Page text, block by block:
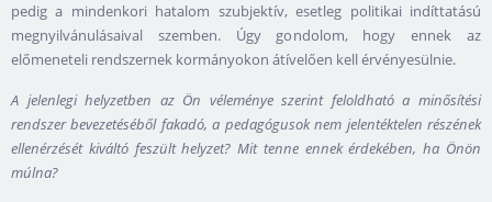
pedig a mindenkori hatalom szubjektív, esetleg politikai indíttatású
megnyilvánulásaival szemben. Úgy gondolom, hogy ennek az
előmeneteli rendszernek kormányokon átívelően kell érvényesülnie.
A jelenlegi helyzetben az Ön véleménye szerint feloldható a minősítési
rendszer bevezetéséből fakadó, a pedagógusok nem jelentéktelen részének
ellenérzését kiváltó feszült helyzet? Mit tenne ennek érdekében, ha Önön
múlna?